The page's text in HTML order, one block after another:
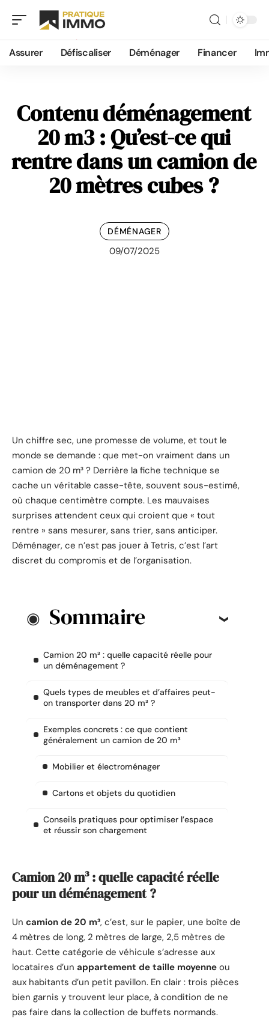
Assurer Défiscaliser Déménager Financer
Contenu déménagement
20 m3 : Qu’est-ce qui
rentre dans un camion de
20 mètres cubes ?
DÉMÉNAGER
09/07/2025
Un chiffre sec, une promesse de volume, et tout le
monde se demande : que met-on vraiment dans un
camion de 20 m³ ? Derrière la fiche technique se
cache un véritable casse-tête, souvent sous-estimé,
où chaque centimètre compte. Les mauvaises
surprises attendent ceux qui croient que « tout
rentre » sans mesurer, sans trier, sans anticiper.
Déménager, ce n’est pas jouer à Tetris, c’est l’art
discret du compromis et de l’organisation.
Sommaire
Camion 20 m³ : quelle capacité réelle pour
un déménagement ?
Quels types de meubles et d’affaires peut-
on transporter dans 20 m³ ?
Exemples concrets : ce que contient
généralement un camion de 20 m³
Mobilier et électroménager
Cartons et objets du quotidien
Conseils pratiques pour optimiser l’espace
et réussir son chargement
Camion 20 m³ : quelle capacité réelle
pour un déménagement ?
Un camion de 20 m³, c’est, sur le papier, une boîte de
4 mètres de long, 2 mètres de large, 2,5 mètres de
haut. Cette catégorie de véhicule s’adresse aux
locataires d’un appartement de taille moyenne ou
aux habitants d’un petit pavillon. En clair : trois pièces
bien garnis y trouvent leur place, à condition de ne
pas faire dans la collection de buffets normands.